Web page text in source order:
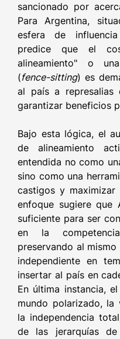
sancionado por
Para Argentina,
esfera de
predice que el
alineamiento" o
(fence-sitting) es
al país a represalias
garantizar beneficios
Bajo esta lógica, el
de alineamiento
entendida no como
sino como una
castigos y maximizar
enfoque sugiere que
suficiente para ser
en la
preservando al
independiente en
insertar al país en
En última instancia,
mundo polarizado, la
la independencia
de las jerarquías